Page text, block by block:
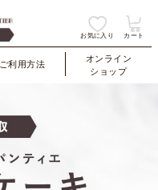
お気に入り カート
ご利用方法
オンライン
ショップ